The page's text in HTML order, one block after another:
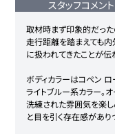
スタッフコメント
取材時まず印象的だった
走行距離を踏まえても
に扱われてきたことが伝
ボディカラーはコペン
ライトブルー系カラー。
洗練された雰囲気を楽
と目を引く存在感があり